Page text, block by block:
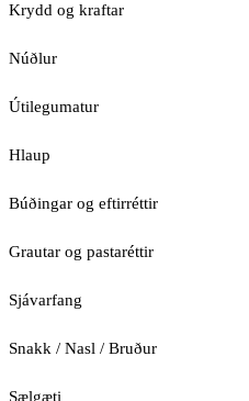
Krydd og kraftar
Núðlur
Útilegumatur
Hlaup
Búðingar og eftirréttir
Grautar og pastaréttir
Sjávarfang
Snakk / Nasl / Bruður
Sælgæti